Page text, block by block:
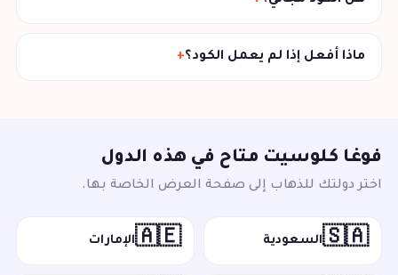
ماذا أفعل إذا لم يعمل الكود؟
فوغا كلوسيت متاح في هذه الدول
اختر دولتك للذهاب إلى صفحة العرض الخاصة بها.
🇸🇦السعودية 🇦🇪الإمارات